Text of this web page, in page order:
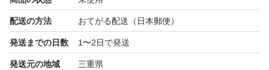
入をお控えください（外箱に擦れや汚れ、へこみ等がある
場合がございます）。
配送の方法 おてがる配送（日本郵便）
発送までの日数 1〜2日で発送
発送元の地域 三重県